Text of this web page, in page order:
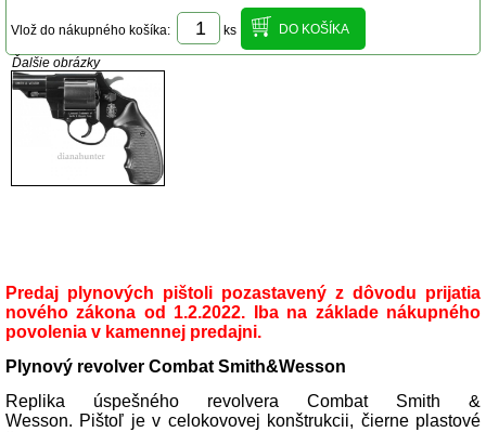
Vlož do nákupného košíka: ks
Ďalšie obrázky
Predaj plynových pištoli pozastavený z dôvodu prijatia
nového zákona od 1.2.2022. Iba na základe nákupného
povolenia v kamennej predajni.
Plynový revolver Combat Smith&Wesson
Replika úspešného revolvera Combat Smith &
Wesson. Pištoľ je v celokovovej konštrukcii, čierne plastové